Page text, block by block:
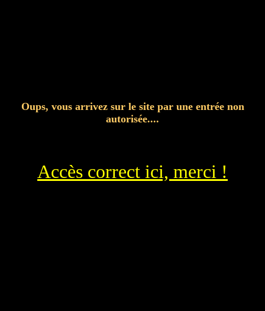
Oups, vous arrivez sur le site par une entrée non
autorisée....
Accès correct ici, merci !